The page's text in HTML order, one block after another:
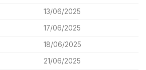
13/06/2025
17/06/2025
18/06/2025
21/06/2025